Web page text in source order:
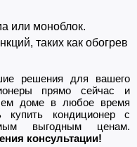
или моноблок.
таких как обогрев
решения для вашего
прямо сейчас и
доме в любое время
купить кондиционер с
выгодным ценам.
консультации!